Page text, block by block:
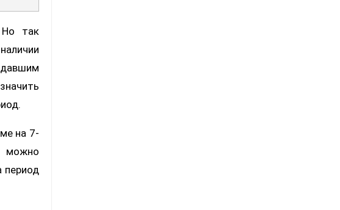
Но так
на 7-
можно
период